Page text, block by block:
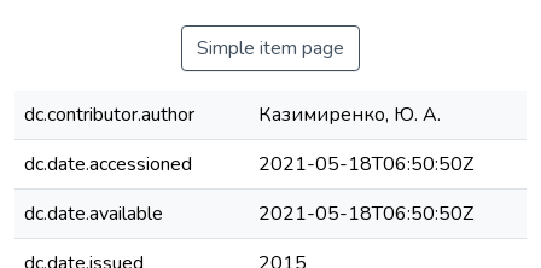
Simple item page
dc.contributor.author
Казимиренко, Ю. А.
dc.date.accessioned
2021-05-18T06:50:50Z
dc.date.available
2021-05-18T06:50:50Z